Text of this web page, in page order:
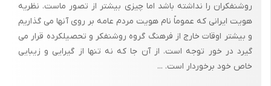
روشنفکران را نداشته باشد اما چیزی بیشتر از تصور ماست. نظریه
هویت ایرانی که عموماً نام هویت مردم عامه بر روی آنها می گذاریم
و بیشتر اوقات خارج از فرهنگ گروه روشنفکر و تحصیلکرده قرار می
گیرد در خور توجه است. از آن جا که نه تنها از گیرایی و زیبایی
خاص خود برخوردار است. ...